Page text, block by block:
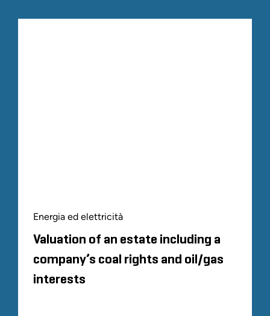
Energia ed elettricità
Valuation of an estate including a
company’s coal rights and oil/gas
interests